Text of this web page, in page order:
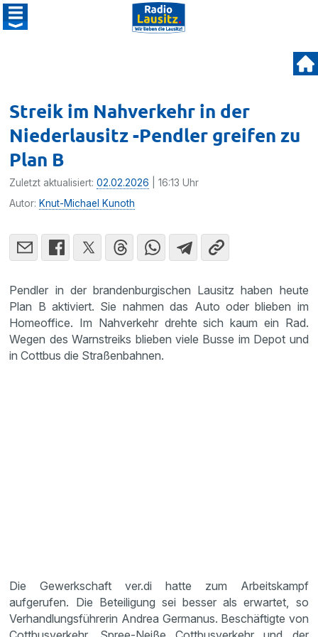
Streik im Nahverkehr in der
Niederlausitz -Pendler greifen zu
Plan B
Zuletzt aktualisiert:02.02.2026 | 16:13 Uhr
Autor: Knut-Michael Kunoth
Pendler in der brandenburgischen Lausitz haben heute
Plan B aktiviert. Sie nahmen das Auto oder blieben im
Homeoffice. Im Nahverkehr drehte sich kaum ein Rad.
Wegen des Warnstreiks blieben viele Busse im Depot und
in Cottbus die Straßenbahnen.
Die Gewerkschaft ver.di hatte zum Arbeitskampf
aufgerufen. Die Beteiligung sei besser als erwartet, so
Verhandlungsführerin Andrea Germanus. Beschäftigte von